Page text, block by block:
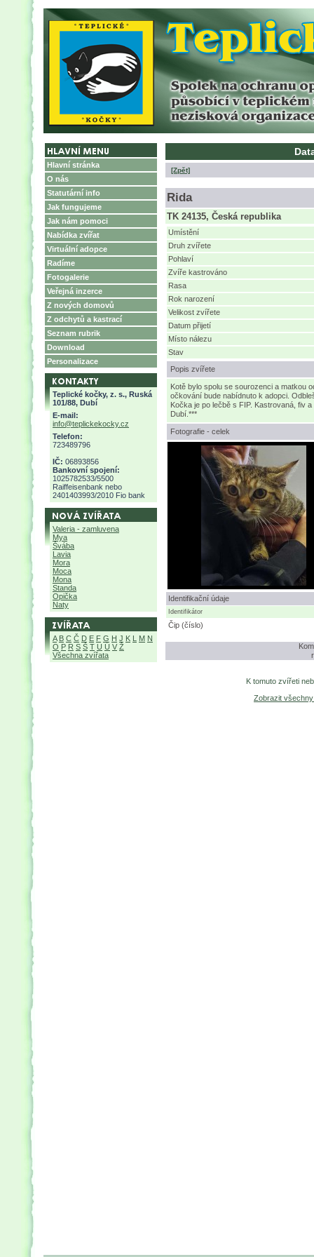
Hlavní stránka
O nás
Statutární info
Jak fungujeme
Jak nám pomoci
Nabídka zvířat
Virtuální adopce
Radíme
Fotogalerie
Veřejná inzerce
Z nových domovů
Z odchytů a kastrací
Seznam rubrik
Download
Personalizace
Teplické kočky, z. s., Ruská
101/88, Dubí
E-mail:
info@teplickekocky.cz
Telefon:
723489796
IČ: 06893856
Bankovní spojení:
1025782533/5500
Raiffeisenbank nebo
2401403993/2010 Fio bank
Valeria - zamluvena
Mya
Švába
Lavia
Mora
Moca
Mona
Standa
Opička
Naty
A B C Č D E F G H J K L M N
O P R S Š T U Ú V Ž
Všechna zvířata
[Zpět]
Rida
TK 24135, Česká republika
Umístění
Druh zvířete
Pohlaví
Zvíře kastrováno
Rasa
Rok narození
Velikost zvířete
Datum přijetí
Místo nálezu
Stav
Popis zvířete
Kotě bylo spolu se sourozenci a matkou
očkování bude nabídnuto k adopci.
Kočka je po lečbě s FIP. Kastrovaná, fiv
Dubí.***
Fotografie - celek
Identifikační údaje
Identifikátor
Čip (číslo)
K tomuto zvířeti
Zobrazit